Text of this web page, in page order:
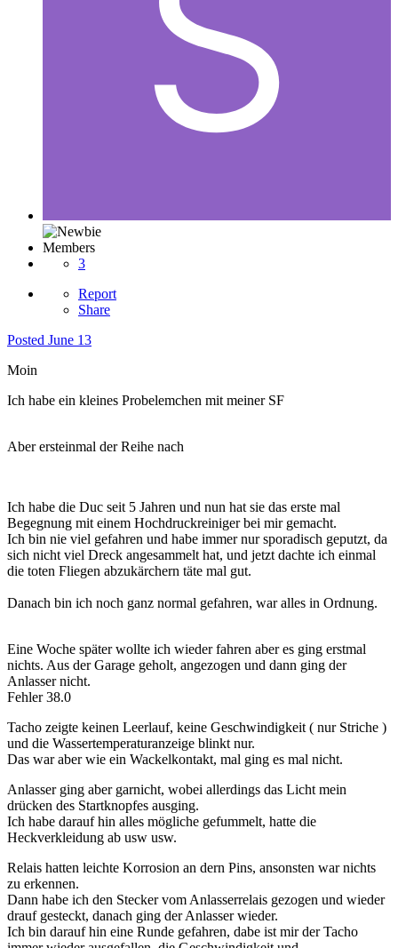
Members
3
Report
Share
Posted June 13
Moin
Ich habe ein kleines Probelemchen mit meiner SF
Aber ersteinmal der Reihe nach
Ich habe die Duc seit 5 Jahren und nun hat sie das erste mal
Begegnung mit einem Hochdruckreiniger bei mir gemacht.
Ich bin nie viel gefahren und habe immer nur sporadisch geputzt, da
sich nicht viel Dreck angesammelt hat, und jetzt dachte ich einmal
die toten Fliegen abzukärchern täte mal gut.
Danach bin ich noch ganz normal gefahren, war alles in Ordnung.
Eine Woche später wollte ich wieder fahren aber es ging erstmal
nichts. Aus der Garage geholt, angezogen und dann ging der
Anlasser nicht.
Fehler 38.0
Tacho zeigte keinen Leerlauf, keine Geschwindigkeit ( nur Striche )
und die Wassertemperaturanzeige blinkt nur.
Das war aber wie ein Wackelkontakt, mal ging es mal nicht.
Anlasser ging aber garnicht, wobei allerdings das Licht mein
drücken des Startknopfes ausging.
Ich habe darauf hin alles mögliche gefummelt, hatte die
Heckverkleidung ab usw usw.
Relais hatten leichte Korrosion an dern Pins, ansonsten war nichts
zu erkennen.
Dann habe ich den Stecker vom Anlasserrelais gezogen und wieder
drauf gesteckt, danach ging der Anlasser wieder.
Ich bin darauf hin eine Runde gefahren, dabe ist mir der Tacho